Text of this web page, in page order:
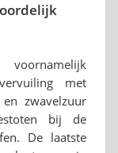
met
zwavelzuur
bij de
De laatste